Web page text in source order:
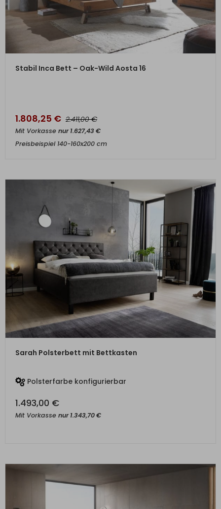
ZUM PRODUKT
Stabil Inca Bett – Oak-Wild Aosta 16
1.808,25 € 2.411,00€
Mit Vorkasse nur1.627,43€
Preisbeispiel 140-160x200 cm
ZUM PRODUKT
Sarah Polsterbett mit Bettkasten
Polsterfarbe konfigurierbar
1.493,00 €
Mit Vorkasse nur1.343,70€